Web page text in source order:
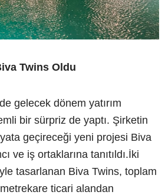
Twins Oldu
gelecek dönem yatırım
bir sürpriz de yaptı. Şirketin
geçireceği yeni projesi Biva
ve iş ortaklarına tanıtıldı.İki
tasarlanan Biva Twins, toplam
ticari alandan